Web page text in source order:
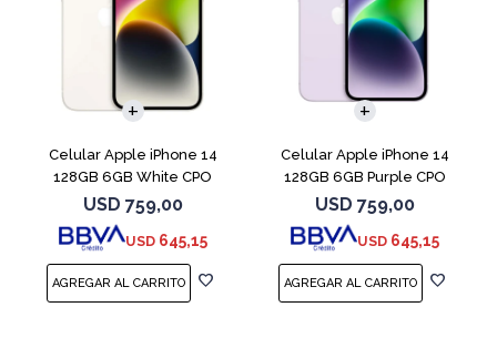
Celular Apple iPhone 14
128GB 6GB White CPO
USD 759,00
USD 645,15
COMPARAR
Celular Apple iPhone 14
128GB 6GB Purple CPO
USD 759,00
USD 645,15
COMPARAR